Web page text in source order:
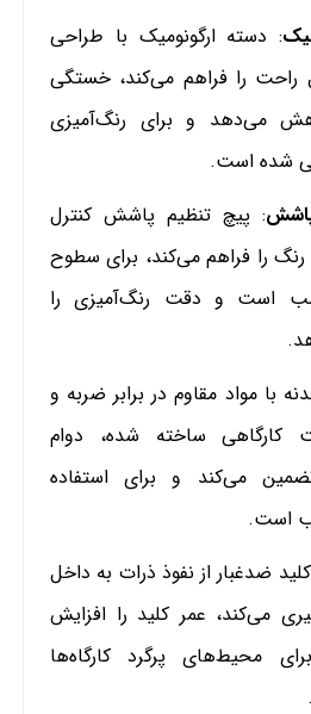
: دسته ارگونومیک با طراحی
راحت را فراهم می‌کند، خستگی
می‌دهد و برای رنگ‌آمیزی
شده است.
: پیچ تنظیم پاشش کنترل
را فراهم می‌کند، برای سطوح
است و دقت رنگ‌آمیزی را
با مواد مقاوم در برابر ضربه و
ساخته شده، دوام
می‌کند و برای استفاده
است.
ضدغبار از نفوذ ذرات به داخل
می‌کند، عمر کلید را افزایش
محیط‌های پرگرد کارگاه‌ها